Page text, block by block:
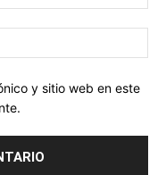
y sitio web en este